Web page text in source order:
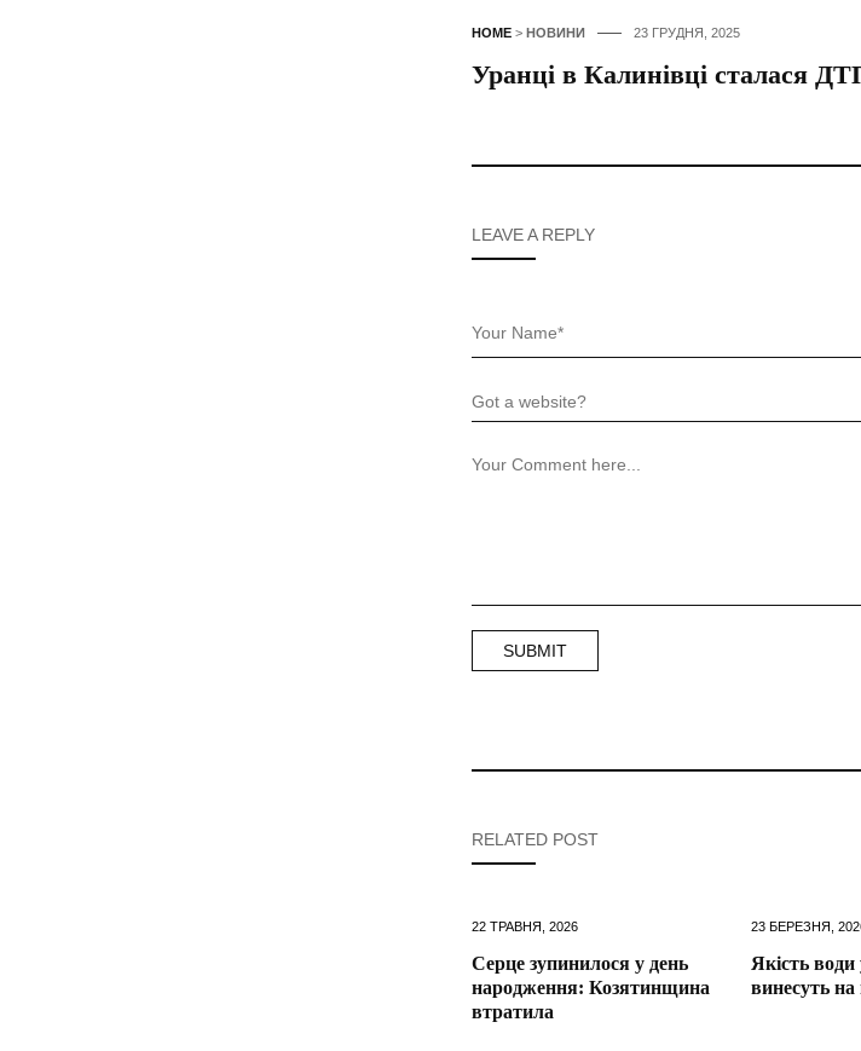
HOME> НОВИНИ 23 ГРУДНЯ, 2025
Уранці в Калинівці сталася
LEAVE A REPLY
RELATED POST
22 ТРАВНЯ, 2026
Серце зупинилося у день
народження: Козятинщина
втратила
23 БЕРЕЗНЯ,
Якість
винесуть на